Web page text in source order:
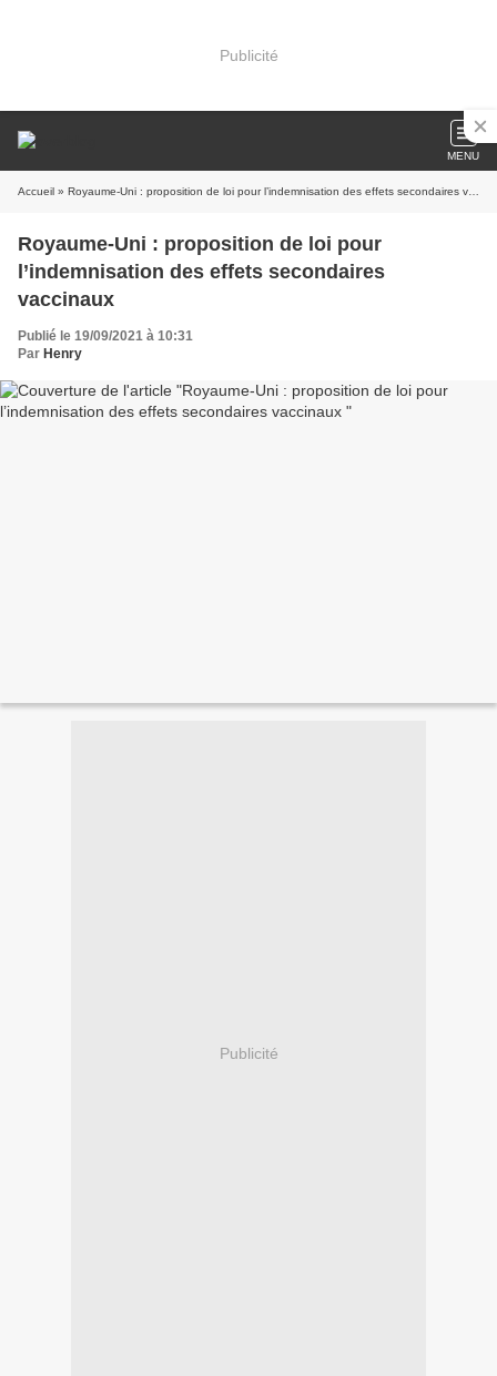
Publicité
MENU
Accueil » Royaume-Uni : proposition de loi pour l’indemnisation des effets secondaires vaccinaux
Royaume-Uni : proposition de loi pour
l’indemnisation des effets secondaires
vaccinaux
Publié le 19/09/2021 à 10:31
Par Henry
Publicité